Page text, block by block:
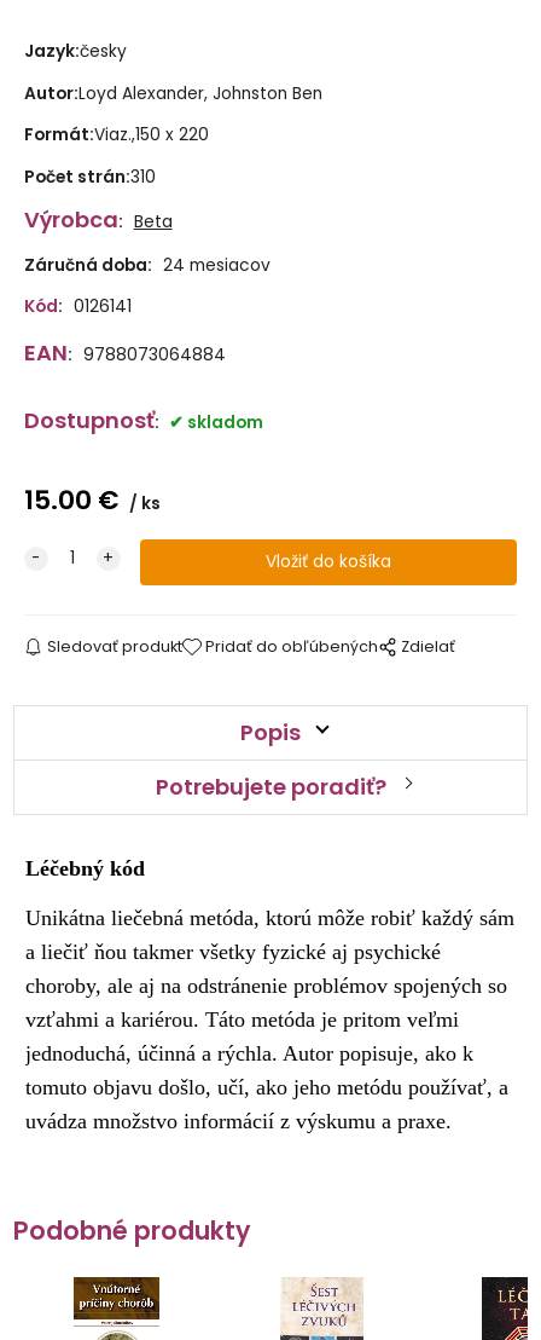
Jazyk:česky
Autor:Loyd Alexander, Johnston Ben
Formát:Viaz.,150 x 220
Počet strán:310
Výrobca: Beta
Záručná doba: 24 mesiacov
Kód: 0126141
EAN: 9788073064884
Dostupnosť: skladom
15.00 € ks
Sledovať produkt Pridať do obľúbených Zdielať
Popis
Potrebujete poradiť?
Léčebný kód
Unikátna liečebná metóda, ktorú môže robiť každý sám
a liečiť ňou takmer všetky fyzické aj psychické
choroby, ale aj na odstránenie problémov spojených so
vzťahmi a kariérou. Táto metóda je pritom veľmi
jednoduchá, účinná a rýchla. Autor popisuje, ako k
tomuto objavu došlo, učí, ako jeho metódu používať, a
uvádza množstvo informácií z výskumu a praxe.
Podobné produkty